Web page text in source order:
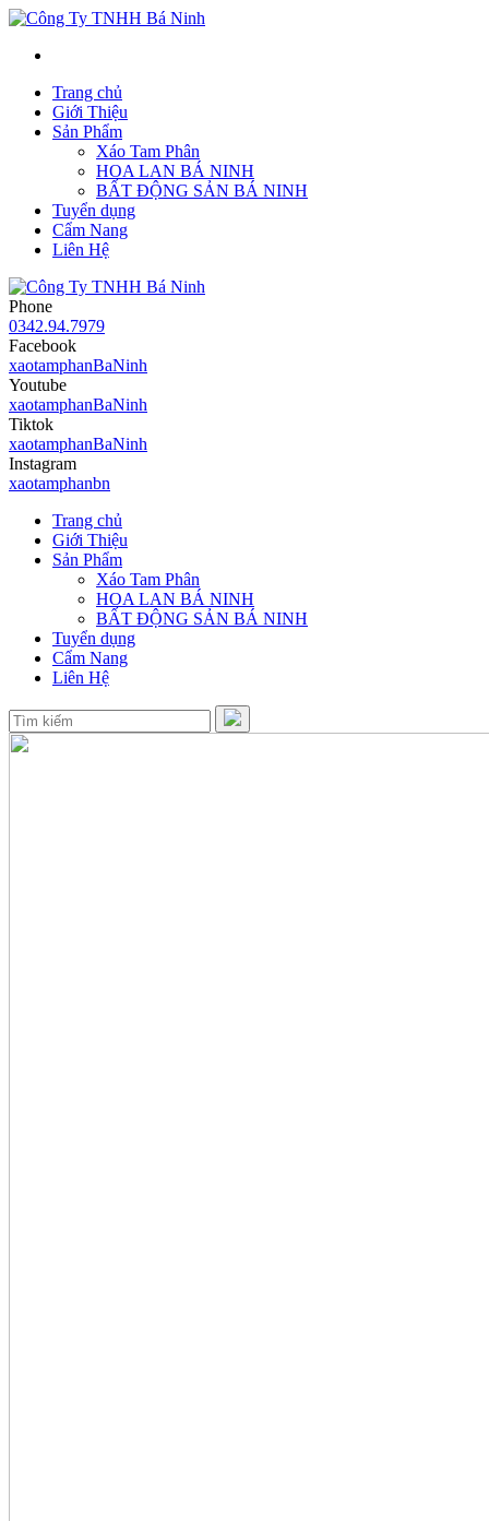
Trang chủ
Giới Thiệu
Sản Phẩm
Xáo Tam Phân
HOA LAN BÁ NINH
BẤT ĐỘNG SẢN BÁ NINH
Tuyển dụng
Cẩm Nang
Liên Hệ
Phone
0342.94.7979
Facebook
xaotamphanBaNinh
Youtube
xaotamphanBaNinh
Tiktok
xaotamphanBaNinh
Instagram
xaotamphanbn
Trang chủ
Giới Thiệu
Sản Phẩm
Xáo Tam Phân
HOA LAN BÁ NINH
BẤT ĐỘNG SẢN BÁ NINH
Tuyển dụng
Cẩm Nang
Liên Hệ